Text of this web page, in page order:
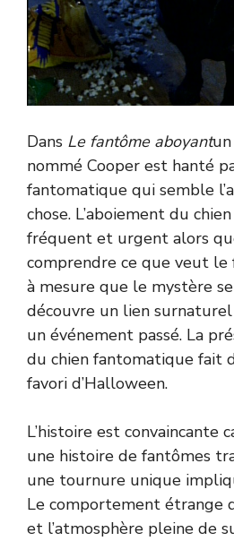
Dans Le fantôme aboyant
nommé Cooper est hanté
fantomatique qui semble
chose. L’aboiement du
fréquent et urgent alors
comprendre ce que veut
à mesure que le mystère
découvre un lien
un événement passé. La
du chien fantomatique fait
favori d’Halloween.
L’histoire est convaincante
une histoire de fantômes
une tournure unique
Le comportement étrange
et l’atmosphère pleine de